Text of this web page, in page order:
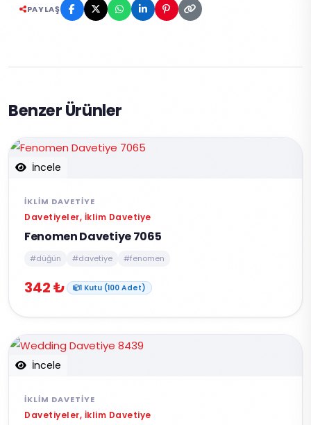
PAYLAŞ
Benzer Ürünler
İncele
İKLIM DAVETIYE
Davetiyeler, İklim Davetiye
Fenomen Davetiye 7065
#düğün #davetiye #fenomen
342 ₺ 1 Kutu (100 Adet)
İncele
İKLIM DAVETIYE
Davetiyeler, İklim Davetiye